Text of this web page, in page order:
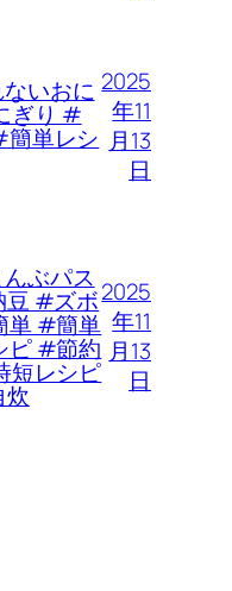
いおに
ぎり #
単レシ
2025
年11
月13
日
んぶパス
#ズボ
単 #簡単
ピ #節約
レシピ
2025
年11
月13
日